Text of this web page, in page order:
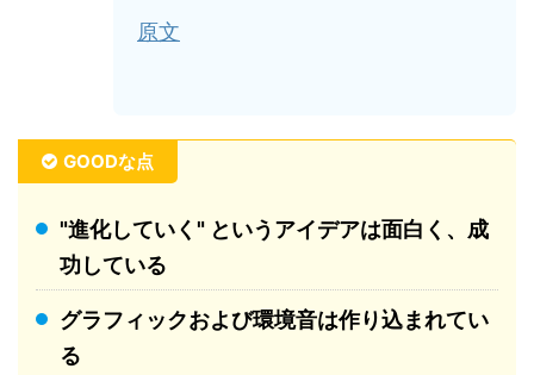
原文
GOODな点
"進化していく" というアイデアは面白く、成
功している
グラフィックおよび環境音は作り込まれてい
る